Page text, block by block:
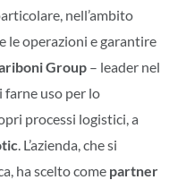
nell’ambito
le operazioni e garantire
Group – leader nel
farne uso per lo
processi logistici, a
. L’azienda, che si
ha scelto come partner